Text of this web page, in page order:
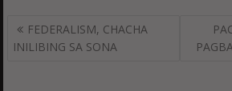
Post
navigation
FEDERALISM, CHACHA
INILIBING SA SONA